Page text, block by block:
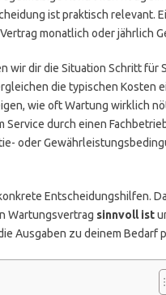
ist praktisch relevant.
monatlich oder jährlich
wir dir die Situation Schritt für
die typischen Kosten
wie oft Wartung wirklich
Service durch einen
oder
Entscheidungshilfen.
Wartungsvertrag sinnvoll ist
Ausgaben zu deinem Bedarf